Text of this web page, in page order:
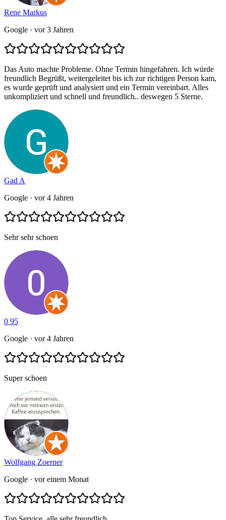
Rene Markus
Google · vor 3 Jahren
Das Auto machte Probleme. Ohne Termin hingefahren. Ich würde
freundlich Begrüßt, weitergeleitet bis ich zur richtigen Person kam,
es wurde geprüft und analysiert und ein Termin vereinbart. Alles
unkompliziert und schnell und freundlich.. deswegen 5 Sterne.
Gad A
Google · vor 4 Jahren
Sehr sehr schoen
0 95
Google · vor 4 Jahren
Super schoen
Wolfgang Zoerner
Google · vor einem Monat